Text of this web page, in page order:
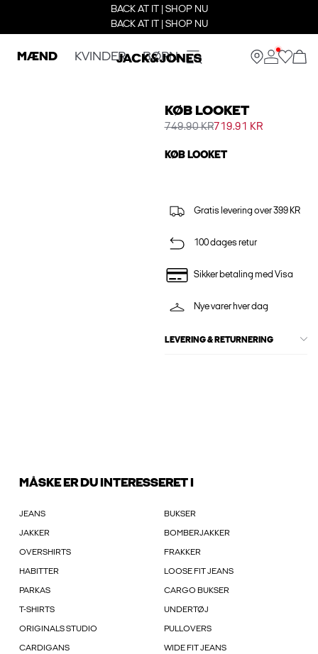
BACK AT IT | SHOP NU
BACK AT IT | SHOP NU
MÆND KVINDER BØRN
KØB LOOKET
749.90 KR719.91 KR
KØB LOOKET
Gratis levering over 399 KR
100 dages retur
Sikker betaling med Visa
Nye varer hver dag
LEVERING & RETURNERING
MÅSKE ER DU INTERESSERET I
JEANS BUKSER
JAKKER BOMBERJAKKER
OVERSHIRTS FRAKKER
HABITTER LOOSE FIT JEANS
PARKAS CARGO BUKSER
T-SHIRTS UNDERTØJ
ORIGINALS STUDIO PULLOVERS
CARDIGANS WIDE FIT JEANS